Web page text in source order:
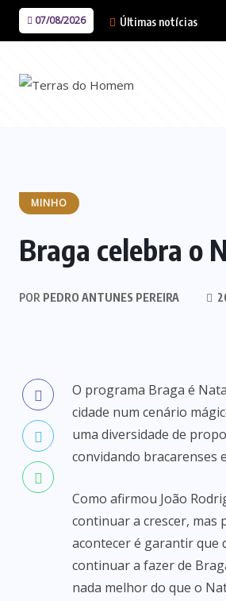
07/08/2026 Últimas notícias
MINHO
Braga celebra o
POR PEDRO ANTUNES PEREIRA
O programa Braga é
cidade num cenário
uma diversidade de
convidando bracarenses
Como afirmou João
continuar a crescer, mas
acontecer é garantir que
continuar a fazer de
nada melhor do que o